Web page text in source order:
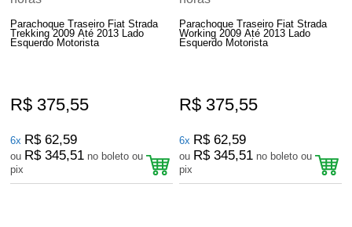
Parachoque Traseiro Fiat Strada
Trekking 2009 Até 2013 Lado
Esquerdo Motorista
R$ 375,55
6x R$ 62,59
ou R$ 345,51 no boleto ou
pix
Parachoque Traseiro Fiat Strada
Working 2009 Até 2013 Lado
Esquerdo Motorista
R$ 375,55
6x R$ 62,59
ou R$ 345,51 no boleto ou
pix